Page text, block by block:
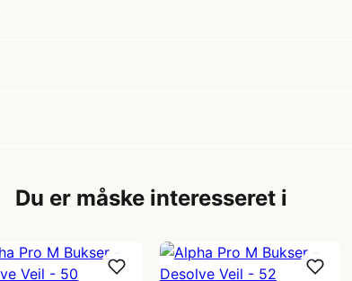
Du er måske interesseret i